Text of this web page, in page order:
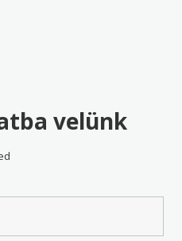
velünk